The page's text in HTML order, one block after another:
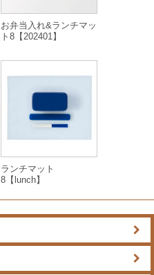
お弁当入れ&ランチマッ
ト8【202401】
ランチマット
8【lunch】